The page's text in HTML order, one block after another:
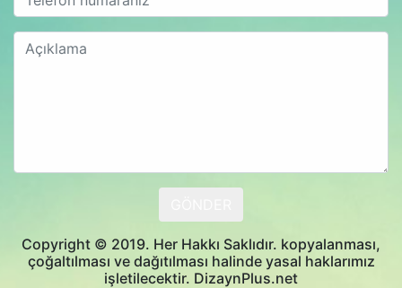
Copyright © 2019. Her Hakkı Saklıdır. kopyalanması,
çoğaltılması ve dağıtılması halinde yasal haklarımız
işletilecektir. DizaynPlus.net